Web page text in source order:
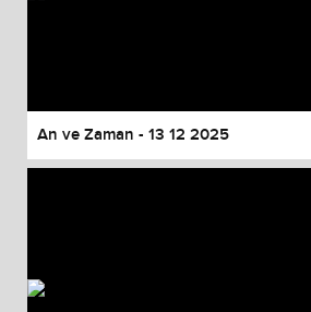
An ve Zaman - 13 12 2025